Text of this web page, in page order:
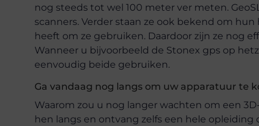
nog steeds tot wel 100 meter ver meten.
scanners. Verder staan ze ook bekend om
heeft om ze gebruiken. Daardoor zijn ze nog
Wanneer u bijvoorbeeld de Stonex gps op
eenvoudig beide gebruiken.
Ga vandaag nog langs om uw apparatuur te
Waarom zou u nog langer wachten om een
hen langs en ontvang zelfs een hele